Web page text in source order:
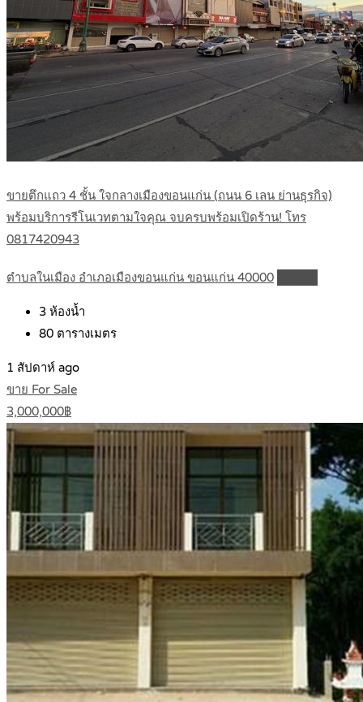
ขายตึกแถว 4 ชั้น ใจกลางเมืองขอนแก่น (ถนน 6 เลน ย่านธุรกิจ)
พร้อมบริการรีโนเวทตามใจคุณ จบครบพร้อมเปิดร้าน! โทร
0817420943
ตำบลในเมือง อำเภอเมืองขอนแก่น ขอนแก่น 40000
3 ห้องน้ำ
80 ตารางเมตร
1 สัปดาห์ ago
ขาย For Sale
3,000,000฿